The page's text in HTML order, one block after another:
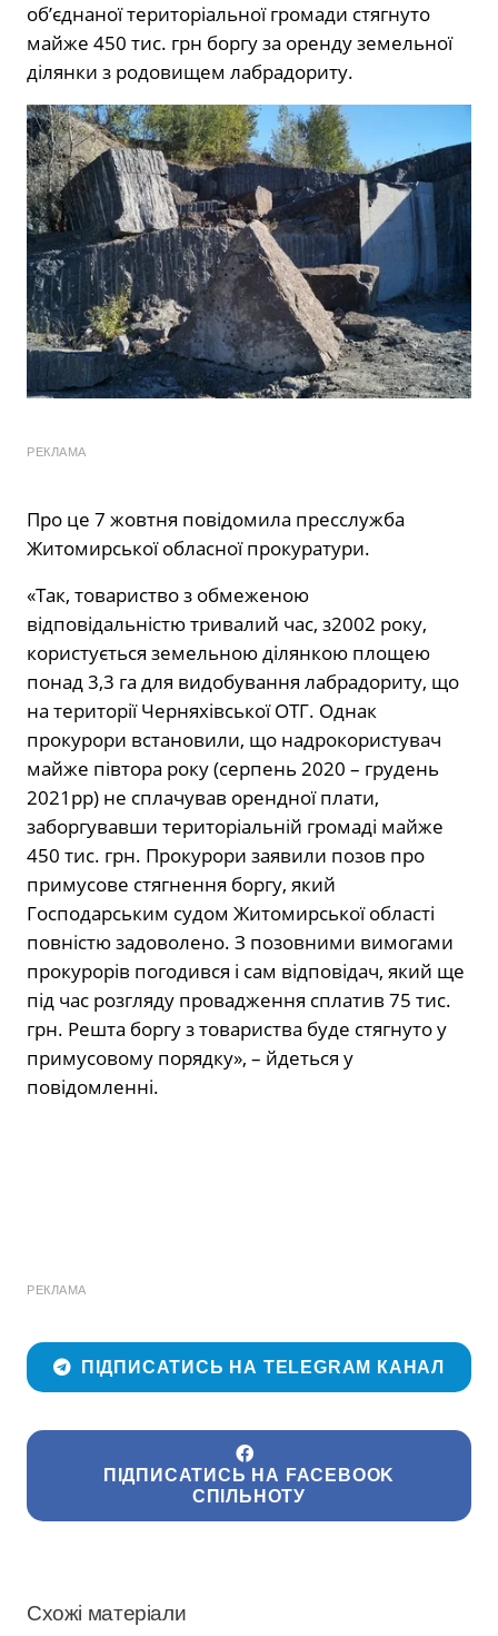
об’єднаної територіальної громади стягнуто
майже 450 тис. грн боргу за оренду земельної
ділянки з родовищем лабрадориту.
РЕКЛАМА
Про це 7 жовтня повідомила пресслужба
Житомирської обласної прокуратури.
«Так, товариство з обмеженою
відповідальністю тривалий час, з2002 року,
користується земельною ділянкою площею
понад 3,3 га для видобування лабрадориту, що
на території Черняхівської ОТГ. Однак
прокурори встановили, що надрокористувач
майже півтора року (серпень 2020 – грудень
2021рр) не сплачував орендної плати,
заборгувавши територіальній громаді майже
450 тис. грн. Прокурори заявили позов про
примусове стягнення боргу, який
Господарським судом Житомирської області
повністю задоволено. З позовними вимогами
прокурорів погодився і сам відповідач, який ще
під час розгляду провадження сплатив 75 тис.
грн. Решта боргу з товариства буде стягнуто у
примусовому порядку», – йдеться у
повідомленні.
РЕКЛАМА
ПІДПИСАТИСЬ НА TELEGRAM КАНАЛ
ПІДПИСАТИСЬ НА FACEBOOK
СПІЛЬНОТУ
Схожі матеріали